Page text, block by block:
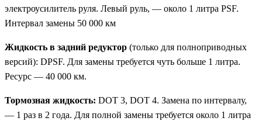
электроусилитель руля. Левый руль, — около 1 литра PSF.
Интервал замены 50 000 км
Жидкость в задний редуктор (только для полноприводных
версий): DPSF. Для замены требуется чуть больше 1 литра.
Ресурс — 40 000 км.
Тормозная жидкость: DOT 3, DOT 4. Замена по интервалу,
— 1 раз в 2 года. Для полной замены требуется около 1 литра